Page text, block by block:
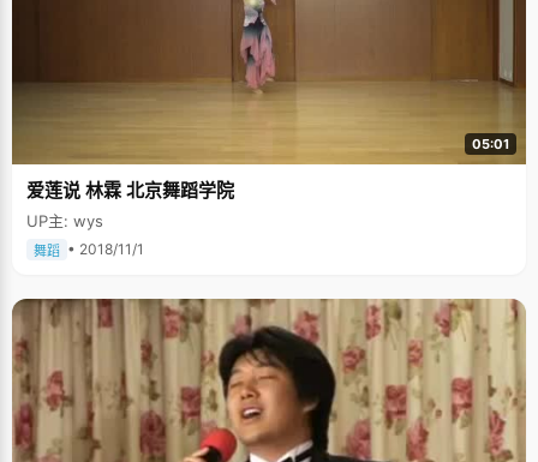
05:01
爱莲说 林霖 北京舞蹈学院
UP主: wys
舞蹈 • 2018/11/1